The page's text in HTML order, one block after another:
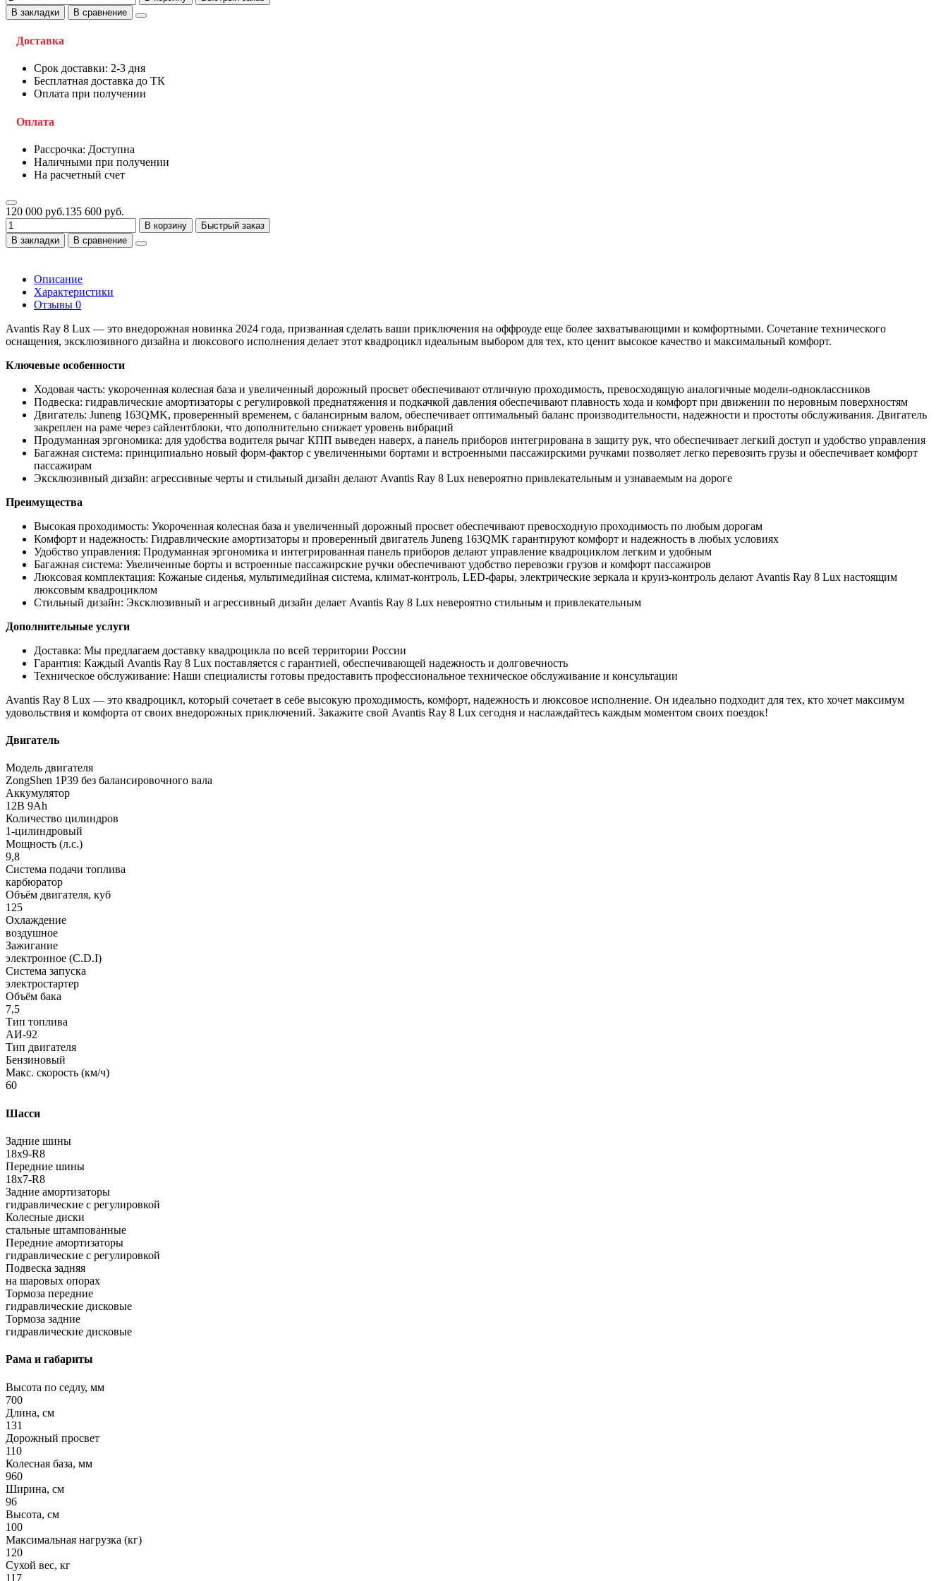
В закладки
В сравнение
Доставка
Срок доставки: 2-3 дня
Бесплатная доставка до ТК
Оплата при получении
Оплата
Рассрочка: Доступна
Наличными при получении
На расчетный счет
120 000 руб.135 600 руб.
В корзину
Быстрый заказ
В закладки
В сравнение
Описание
Характеристики
Отзывы 0
Avantis Ray 8 Lux — это внедорожная новинка 2024 года, призванная сделать ваши приключения на оффроуде еще более захватывающими и комфортными. Сочетание технического
оснащения, эксклюзивного дизайна и люксового исполнения делает этот квадроцикл идеальным выбором для тех, кто ценит высокое качество и максимальный комфорт.
Ключевые особенности
Ходовая часть: укороченная колесная база и увеличенный дорожный просвет обеспечивают отличную проходимость, превосходящую аналогичные модели-одноклассников
Подвеска: гидравлические амортизаторы с регулировкой преднатяжения и подкачкой давления обеспечивают плавность хода и комфорт при движении по неровным поверхностям
Двигатель: Juneng 163QMK, проверенный временем, с балансирным валом, обеспечивает оптимальный баланс производительности, надежности и простоты обслуживания. Двигатель
закреплен на раме через сайлентблоки, что дополнительно снижает уровень вибраций
Продуманная эргономика: для удобства водителя рычаг КПП выведен наверх, а панель приборов интегрирована в защиту рук, что обеспечивает легкий доступ и удобство управления
Багажная система: принципиально новый форм-фактор с увеличенными бортами и встроенными пассажирскими ручками позволяет легко перевозить грузы и обеспечивает комфорт
пассажирам
Эксклюзивный дизайн: агрессивные черты и стильный дизайн делают Avantis Ray 8 Lux невероятно привлекательным и узнаваемым на дороге
Преимущества
Высокая проходимость: Укороченная колесная база и увеличенный дорожный просвет обеспечивают превосходную проходимость по любым дорогам
Комфорт и надежность: Гидравлические амортизаторы и проверенный двигатель Juneng 163QMK гарантируют комфорт и надежность в любых условиях
Удобство управления: Продуманная эргономика и интегрированная панель приборов делают управление квадроциклом легким и удобным
Багажная система: Увеличенные борты и встроенные пассажирские ручки обеспечивают удобство перевозки грузов и комфорт пассажиров
Люксовая комплектация: Кожаные сиденья, мультимедийная система, климат-контроль, LED-фары, электрические зеркала и круиз-контроль делают Avantis Ray 8 Lux настоящим
люксовым квадроциклом
Стильный дизайн: Эксклюзивный и агрессивный дизайн делает Avantis Ray 8 Lux невероятно стильным и привлекательным
Дополнительные услуги
Доставка: Мы предлагаем доставку квадроцикла по всей территории России
Гарантия: Каждый Avantis Ray 8 Lux поставляется с гарантией, обеспечивающей надежность и долговечность
Техническое обслуживание: Наши специалисты готовы предоставить профессиональное техническое обслуживание и консультации
Avantis Ray 8 Lux — это квадроцикл, который сочетает в себе высокую проходимость, комфорт, надежность и люксовое исполнение. Он идеально подходит для тех, кто хочет максимум
удовольствия и комфорта от своих внедорожных приключений. Закажите свой Avantis Ray 8 Lux сегодня и наслаждайтесь каждым моментом своих поездок!
Двигатель
Модель двигателя
ZongShen 1P39 без балансировочного вала
Аккумулятор
12В 9Ah
Количество цилиндров
1-цилиндровый
Мощность (л.с.)
9,8
Система подачи топлива
карбюратор
Объём двигателя, куб
125
Охлаждение
воздушное
Зажигание
электронное (C.D.I)
Система запуска
электростартер
Объём бака
7,5
Тип топлива
АИ-92
Тип двигателя
Бензиновый
Макс. скорость (км/ч)
60
Шасси
Задние шины
18x9-R8
Передние шины
18х7-R8
Задние амортизаторы
гидравлические с регулировкой
Колесные диски
стальные штампованные
Передние амортизаторы
гидравлические с регулировкой
Подвеска задняя
на шаровых опорах
Тормоза передние
гидравлические дисковые
Тормоза задние
гидравлические дисковые
Рама и габариты
Высота по седлу, мм
700
Длина, см
131
Дорожный просвет
110
Колесная база, мм
960
Ширина, см
96
Высота, см
100
Максимальная нагрузка (кг)
120
Сухой вес, кг
117